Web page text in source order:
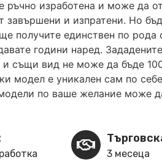
ръчно изработена и може да
и изпратени. Но
получите единствен по рода
години наред.
същи вид не може да бъде
модел е уникален сам по
по ваше желание може
3 месеца